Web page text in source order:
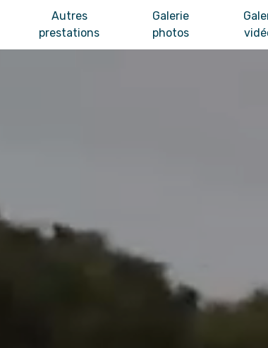
Autres
prestations
Galerie
photos